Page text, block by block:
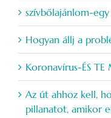
szívbőlajánlom-egy
Hogyan állj a
Koronavírus-ÉS TE
Az út ahhoz kell,
pillanatot, amikor